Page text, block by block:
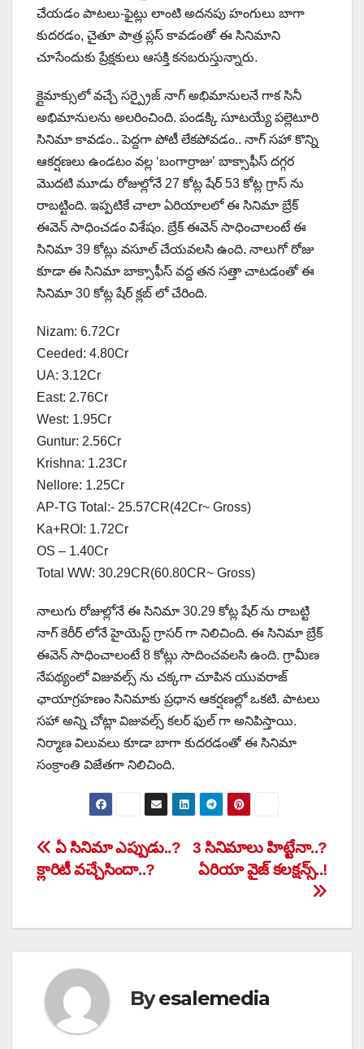
చేయడం పాటలు-ఫైట్లు లాంటి అదనపు హంగులు బాగా
కుదరడం, చైతూ పాత్ర ప్లస్ కావడంతో ఈ సినిమాని
చూసేందుకు ప్రేక్షకులు ఆసక్తి కనబరుస్తున్నారు.
క్లైమాక్సులో వచ్చే సర్ప్రైజ్ నాగ్ అభిమానులనే గాక సినీ
అభిమానులను అలరించింది. పండక్కి సూటయ్యే పల్లెటూరి
సినిమా కావడం.. పెద్దగా పోటీ లేకపోవడం.. నాగ్ సహా కొన్ని
ఆకర్షణలు ఉండటం వల్ల ‘బంగార్రాజు’ బాక్సాఫీస్ దగ్గర
మొదటి మూడు రోజుల్లోనే 27 కోట్ల షేర్ 53 కోట్ల గ్రాస్ ను
రాబట్టింది. ఇప్పటికే చాలా ఏరియాలలో ఈ సినిమా బ్రేక్
ఈవెన్ సాధించడం విశేషం. బ్రేక్ ఈవెన్ సాధించాలంటే ఈ
సినిమా 39 కోట్లు వసూల్ చేయవలసి ఉంది. నాలుగో రోజు
కూడా ఈ సినిమా బాక్సాఫీస్ వద్ద తన సత్తా చాటడంతో ఈ
సినిమా 30 కోట్ల షేర్ క్లబ్ లో చేరింది.
Nizam: 6.72Cr
Ceeded: 4.80Cr
UA: 3.12Cr
East: 2.76Cr
West: 1.95Cr
Guntur: 2.56Cr
Krishna: 1.23Cr
Nellore: 1.25Cr
AP-TG Total:- 25.57CR(42Cr~ Gross)
Ka+ROI: 1.72Cr
OS – 1.40Cr
Total WW: 30.29CR(60.80CR~ Gross)
నాలుగు రోజుల్లోనే ఈ సినిమా 30.29 కోట్ల షేర్ ను రాబట్టి
నాగ్ కెరీర్ లోనే హైయెస్ట్ గ్రాసర్ గా నిలిచింది. ఈ సినిమా బ్రేక్
ఈవెన్ సాధించాలంటే 8 కోట్లు సాదించవలసి ఉంది. గ్రామీణ
నేపథ్యంలో విజువల్స్ ను చక్కగా చూపిన యువరాజ్
ఛాయాగ్రహణం సినిమాకు ప్రధాన ఆకర్షణల్లో ఒకటి. పాటలు
సహా అన్ని చోట్లా విజువల్స్ కలర్ ఫుల్ గా అనిపిస్తాయి.
నిర్మాణ విలువలు కూడా బాగా కుదరడంతో ఈ సినిమా
సంక్రాంతి విజేతగా నిలిచింది.
Post
navigation
3 సినిమాలు హిట్టేనా..?
ఏరియా వైజ్ కలక్షన్స్..!
ఏ సినిమా ఎప్పుడు..?
క్లారిటీ వచ్చేసిందా..?
Byesalemedia